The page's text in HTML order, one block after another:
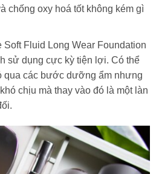
chống oxy hoá tốt không kém gì
Fluid Long Wear Foundation
sử dụng cực kỳ tiện lợi. Có thể
qua các bước dưỡng ẩm nhưng
chịu mà thay vào đó là một làn